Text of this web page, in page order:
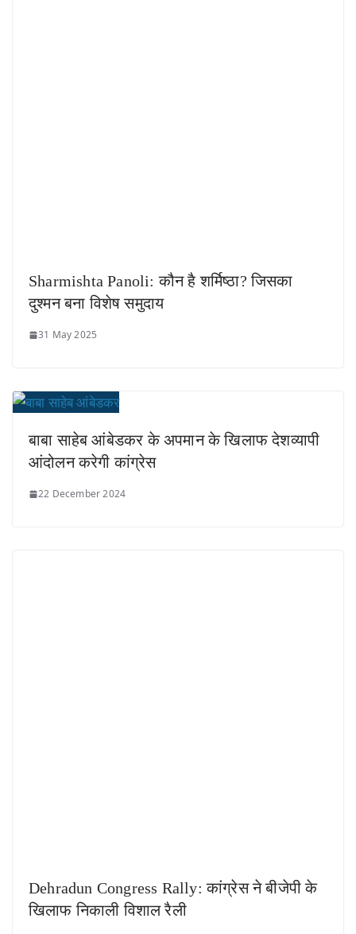
Sharmishta Panoli: कौन है शर्मिष्ठा? जिसका
दुश्मन बना विशेष समुदाय
31 May 2025
बाबा साहेब आंबेडकर के अपमान के खिलाफ देशव्यापी
आंदोलन करेगी कांग्रेस
22 December 2024
Dehradun Congress Rally: कांग्रेस ने बीजेपी के
खिलाफ निकाली विशाल रैली